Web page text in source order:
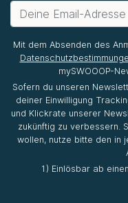
Mit dem Absenden des
mySWOOOP-
Sofern du unseren
deiner Einwilligung
und Klickrate unserer
zukünftig zu verbessern.
wollen, nutze bitte den in
1) Einlösbar ab